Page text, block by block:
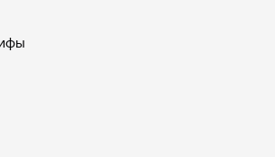
дебетовая карта Visa Gold